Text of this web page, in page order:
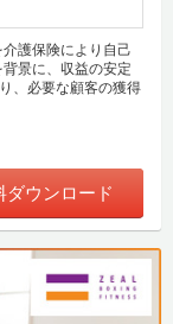
護保険により自己
景に、収益の安定
、必要な顧客の獲得
ダウンロード